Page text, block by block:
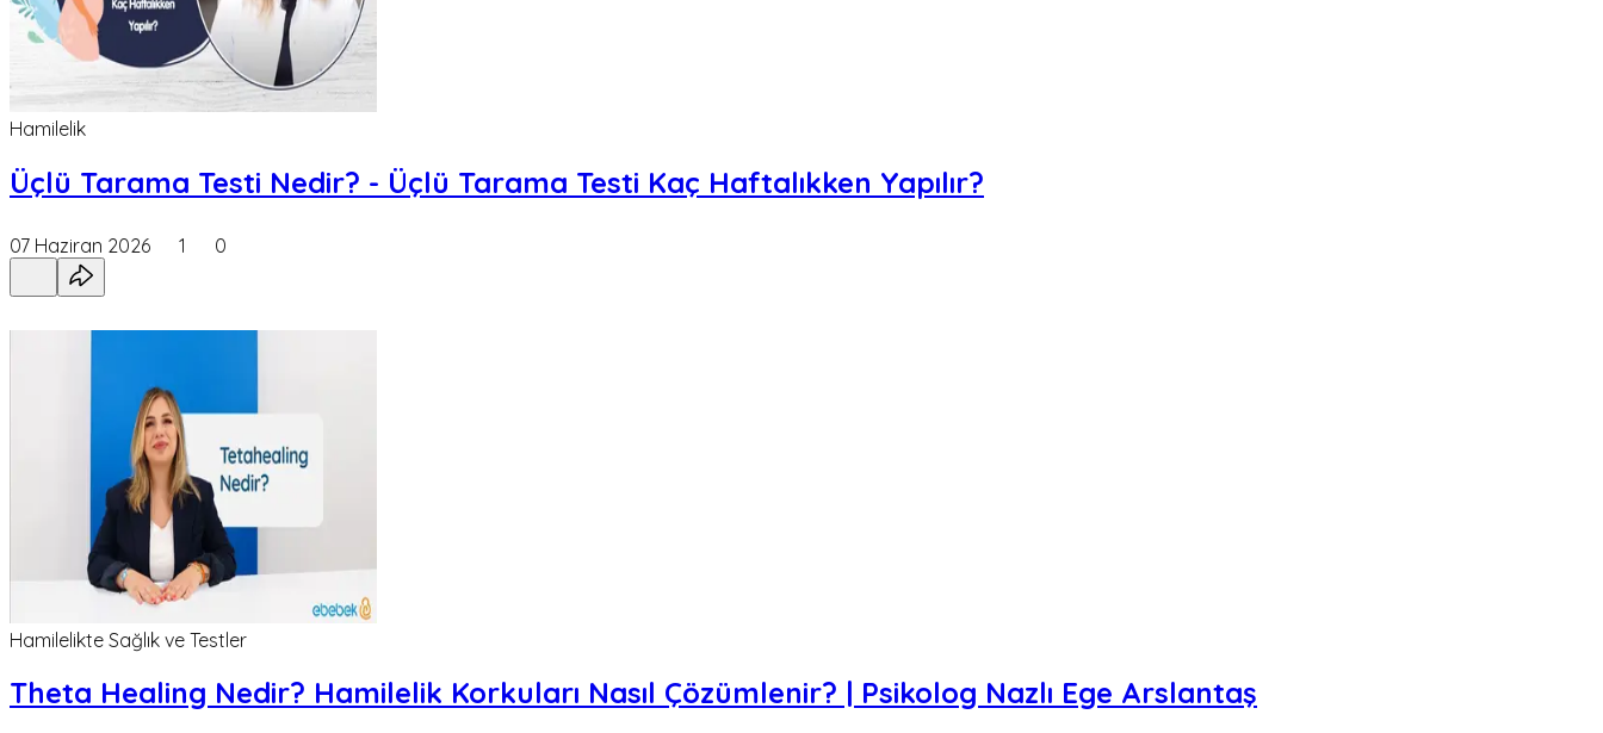
Hamilelik
Üçlü Tarama Testi Nedir? - Üçlü Tarama Testi Kaç Haftalıkken Yapılır?
07 Haziran 2026 1 0
Hamilelikte Sağlık ve Testler
Theta Healing Nedir? Hamilelik Korkuları Nasıl Çözümlenir? | Psikolog Nazlı Ege Arslantaş